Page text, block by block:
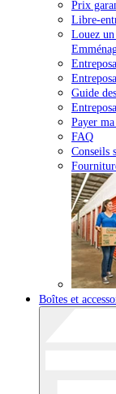
Prix
Libre-
Louez
Guide
Payer
FAQ
Conseils
Boîtes et